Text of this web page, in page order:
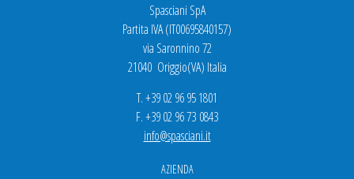
Spasciani SpA
Partita IVA (IT00695840157)
via Saronnino 72
21040 Origgio(VA) Italia
T. +39 02 96 95 1801
F. +39 02 96 73 0843
info@spasciani.it
AZIENDA